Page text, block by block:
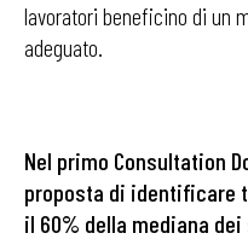
lavoratori beneficino di un
adeguato.
Nel primo Consultation
proposta di identificare
il 60% della mediana